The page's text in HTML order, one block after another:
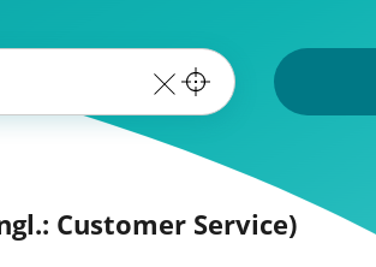
Customer Service)